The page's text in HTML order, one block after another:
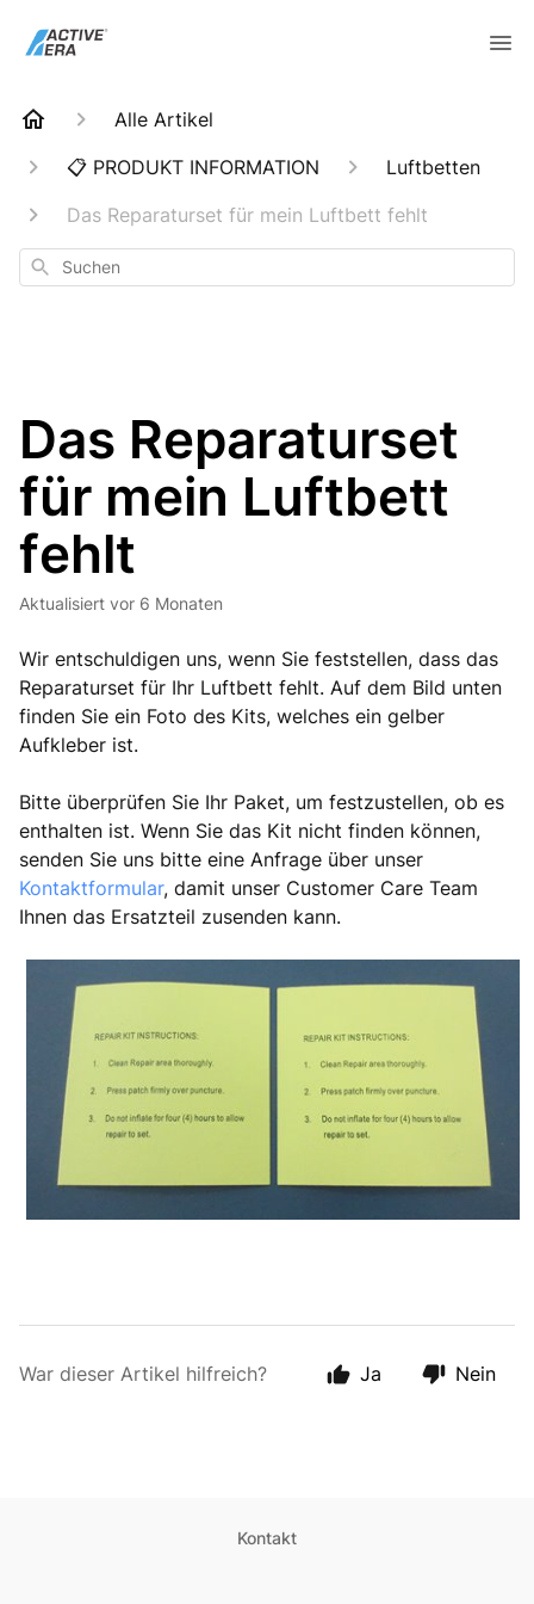
Alle Artikel
📋 PRODUKT INFORMATION
Luftbetten
Das Reparaturset für mein Luftbett fehlt
Suchen
Das Reparaturset
für mein Luftbett
fehlt
Aktualisiert vor 6 Monaten
Wir entschuldigen uns, wenn Sie feststellen, dass das
Reparaturset für Ihr Luftbett fehlt. Auf dem Bild unten
finden Sie ein Foto des Kits, welches ein gelber
Aufkleber ist.
Bitte überprüfen Sie Ihr Paket, um festzustellen, ob es
enthalten ist. Wenn Sie das Kit nicht finden können,
senden Sie uns bitte eine Anfrage über unser
Kontaktformular, damit unser Customer Care Team
Ihnen das Ersatzteil zusenden kann.
War dieser Artikel hilfreich? Ja Nein
Kontakt